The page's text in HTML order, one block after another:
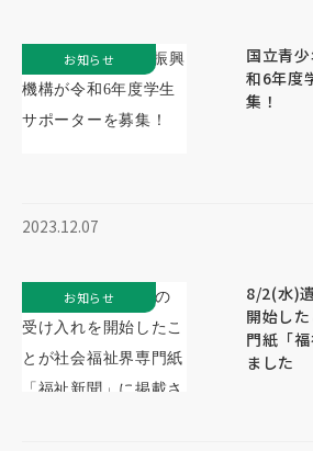
国立青
和6年度
集！
2023.12.07
お知らせ
8/2(水)
開始し
門紙「
ました
お知らせ